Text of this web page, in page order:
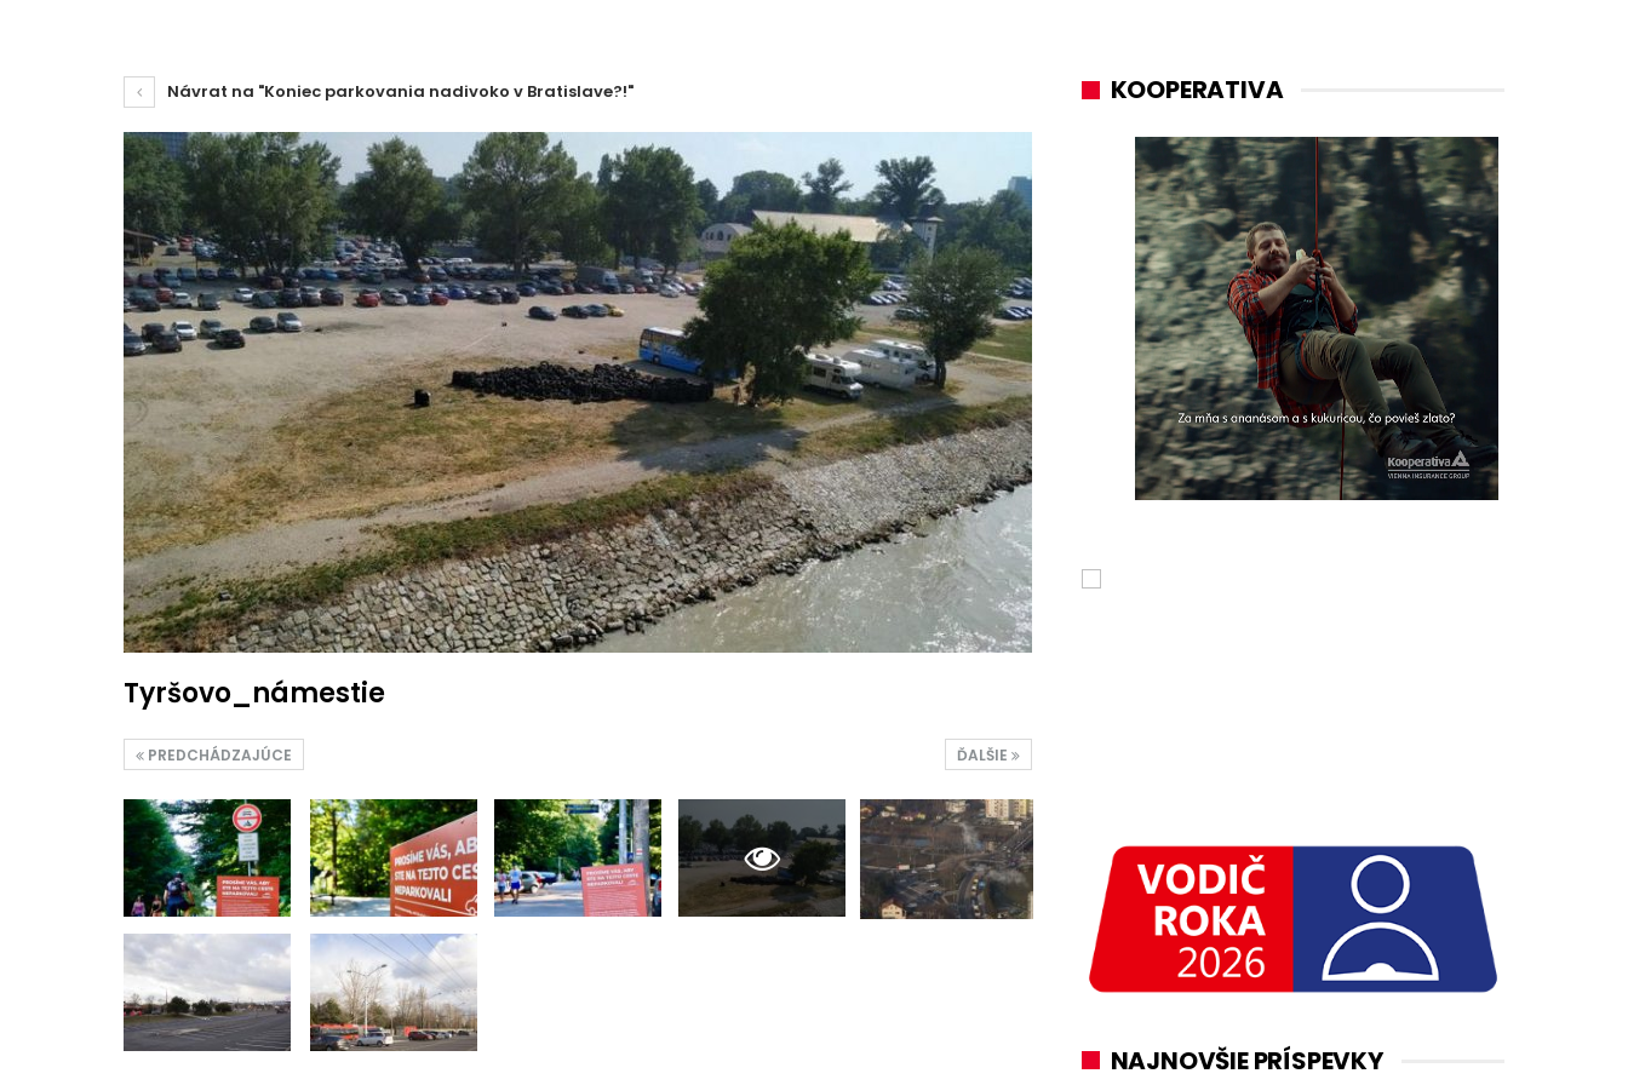
Návrat na "Koniec parkovania nadivoko v Bratislave?!"
Tyršovo_námestie
ĎALŠIE
PREDCHÁDZAJÚCE
KOOPERATIVA
NAJNOVŠIE PRÍSPEVKY